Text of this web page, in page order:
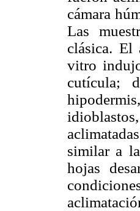
cámara
Las
clásica. El
vitro
cutícula;
similar a
hojas